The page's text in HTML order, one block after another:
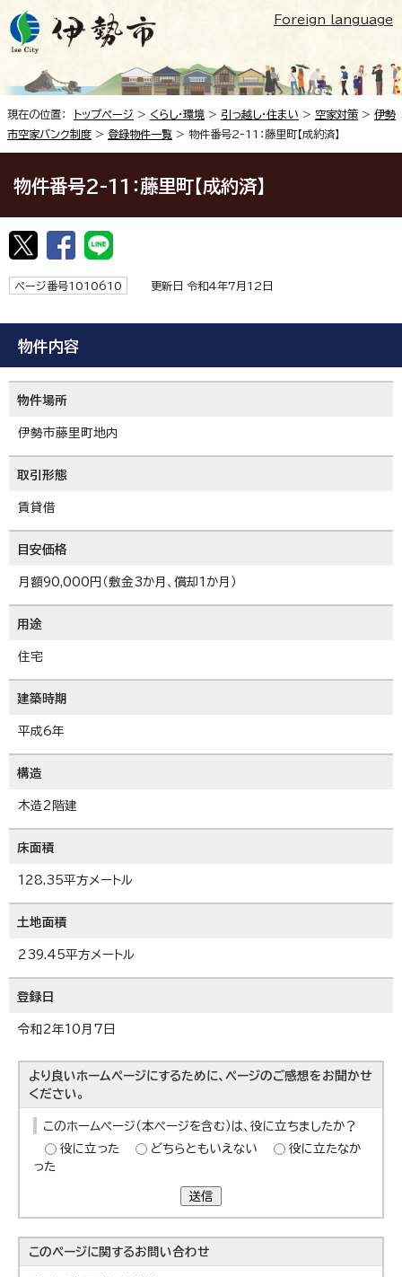
Foreign language
現在の位置： トップページ > くらし・環境 > 引っ越し・住まい > 空家対策 > 伊勢
市空家バンク制度 > 登録物件一覧 > 物件番号2-11：藤里町【成約済】
物件番号2-11：藤里町【成約済】
ページ番号1010610 更新日 令和4年7月12日
物件内容
物件場所
伊勢市藤里町地内
取引形態
賃貸借
目安価格
月額90,000円（敷金3か月、償却1か月）
用途
住宅
建築時期
平成6年
構造
木造2階建
床面積
128.35平方メートル
土地面積
239.45平方メートル
登録日
令和2年10月7日
より良いホームページにするために、ページのご感想をお聞かせ
ください。
このホームページ（本ページを含む）は、役に立ちましたか？
役に立った
どちらともいえない
役に立たなか
った
送信
このページに関するお問い合わせ